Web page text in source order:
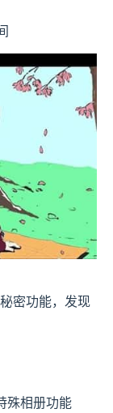
密功能，发现
殊相册功能